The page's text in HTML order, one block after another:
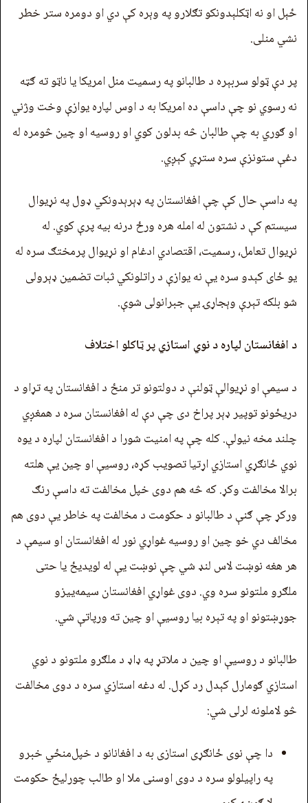
ځېل او نه اټکلېدونکو تګلارو په وېره کې دي او دومره ستر خطر
نشي منلی.
پر دې ټولو سربېره د طالبانو په رسمیت منل امریکا یا ناټو ته ګټه
نه رسوي نو چې داسې ده امریکا به د اوس لپاره یوازې وخت وژني
او ګوري به چې طالبان څه بدلون کوي او روسیه او چین څومره له
دغې ستونزې سره ستړي کېږي.
په داسې حال کې چې افغانستان په ډېرېدونکي ډول په نړیوال
سیستم کې د نشتون له امله هره ورځ درنه بیه پرې کوي. له
نړیوال تعامل، رسمیت، اقتصادي ادغام او نړیوال پرمختګ سره له
یو ځای کېدو سره یې نه یوازې د راتلونکي ثبات تضمین ډېرولی
شو بلکه تېرې وېجاړۍ یې جبرانولی شوې.
د افغانستان لپاره د نوي استازي پر ټاکلو اختلاف
د سیمې او نړیوالې ټولنې د دولتونو تر منځ د افغانستان په تړاو د
دریځونو توپیر ډېر پراخ دی چې دې له افغانستان سره د همغږي
چلند مخه نیولې. کله چې په امنیت شورا د افغانستان لپاره د یوه
نوي ځانګړي استازي اړتیا تصویب کړه، روسیې او چین يې هلته
برالا مخالفت وکړ. که څه هم دوی خپل مخالفت ته داسې رنګ
ورکړ چې ګنې د طالبانو د حکومت د مخالفت په خاطر یې دوی هم
مخالف دي خو چین او روسیه غواړي نور له افغانستان او سیمې د
هر هغه نوښت لاس لنډ شي چې نوښت یې له لویدیځ یا حتی
ملګرو ملتونو سره وي. دوی غواړي افغانستان سیمه‌ييزو
جوړښتونو او په تېره بیا روسیې او چین ته ورپاتې شي.
طالبانو د روسیې او چین د ملاتړ په ډاډ د ملګرو ملتونو د نوي
استازي ګومارل کېدل رد کړل. له دغه استازي سره د دوی مخالفت
څو لاملونه لرلی شي:
دا چې نوی ځانګړی استازی به د افغانانو د خپل‌منځي خبرو
په راپیلولو سره د دوی اوسنی ملا او طالب چورلیځ حکومت